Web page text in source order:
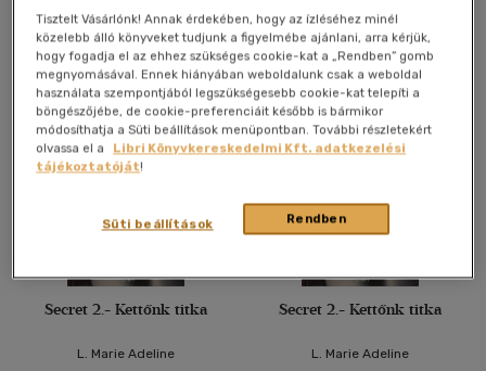
További formátumok
Secret 2.- Kettőnk titka
L. Marie Adeline
Secret 2.- Kettőnk titka
L. Marie Adeline
Tisztelt Vásárlónk! Annak érdekében, hogy az ízléséhez minél
közelebb álló könyveket tudjunk a figyelmébe ajánlani, arra kérjük,
hogy fogadja el az ehhez szükséges cookie-kat a „Rendben” gomb
megnyomásával. Ennek hiányában weboldalunk csak a weboldal
használata szempontjából legszükségesebb cookie-kat telepíti a
böngészőjébe, de cookie-preferenciáit később is bármikor
módosíthatja a Süti beállítások menüpontban. További részletekért
olvassa el a
Libri Könyvkereskedelmi Kft. adatkezelési
tájékoztatóját!
Rendben
Süti beállítások